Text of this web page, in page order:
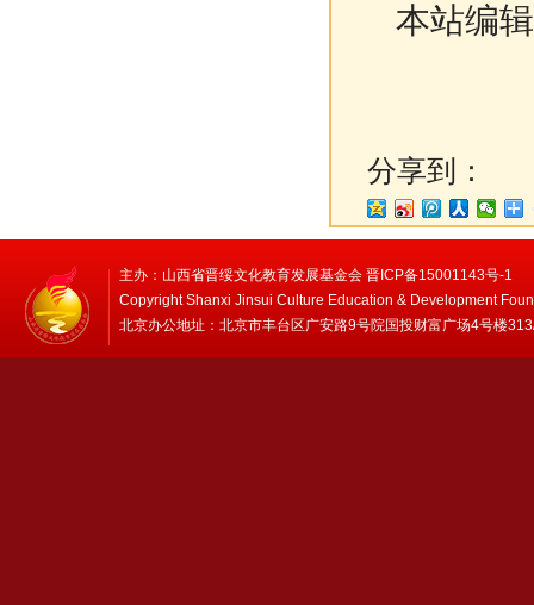
本站编
分享到：
主办：山西省晋绥文化教育发展基金会 晋ICP备15001143号-1
Copyright Shanxi Jinsui Culture Education & Development
北京办公地址：北京市丰台区广安路9号院国投财富广场4号楼